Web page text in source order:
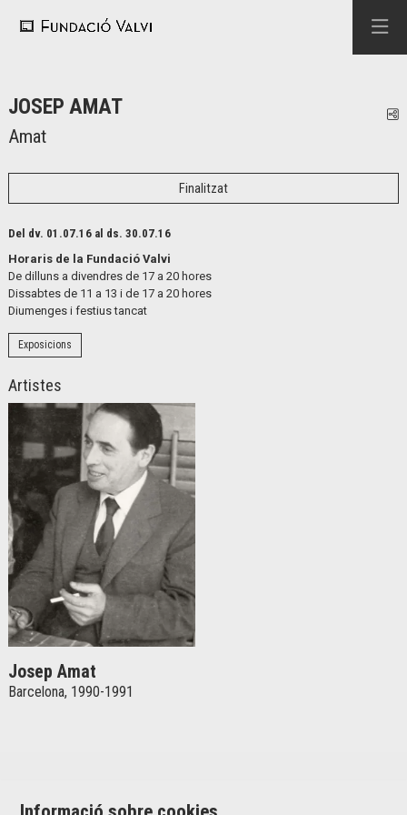
JOSEP AMAT
Amat
Finalitzat
Del dv. 01.07.16 al ds. 30.07.16
Horaris de la Fundació Valvi
De dilluns a divendres de 17 a 20 hores
Dissabtes de 11 a 13 i de 17 a 20 hores
Diumenges i festius tancat
Exposicions
Artistes
Josep Amat
Barcelona, 1990-1991